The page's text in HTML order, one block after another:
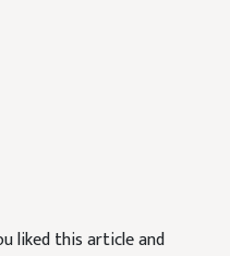
liked this article and